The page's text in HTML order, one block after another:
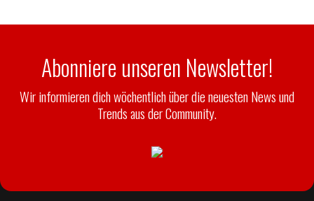
Abonniere unseren Newsletter!
Wir informieren dich wöchentlich über die neuesten News und
Trends aus der Community.